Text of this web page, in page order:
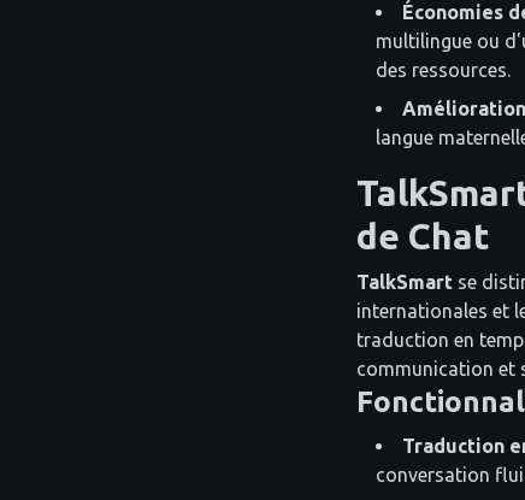
Économies
multilingue ou
des ressources.
langue
de Chat
TalkSmart se
internationales et
traduction en
communication et
Traduction
conversation